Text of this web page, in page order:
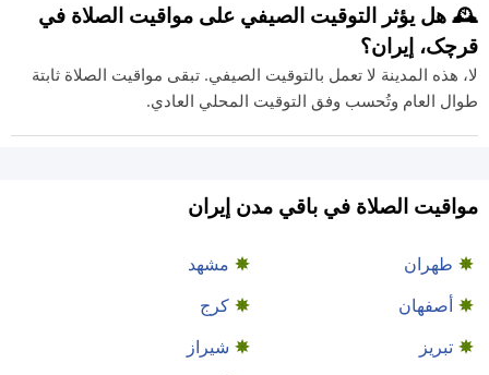
🕰️ هل يؤثر التوقيت الصيفي على مواقيت الصلاة في
قرچک، إيران؟
لا، هذه المدينة لا تعمل بالتوقيت الصيفي. تبقى مواقيت الصلاة ثابتة
طوال العام وتُحسب وفق التوقيت المحلي العادي.
مواقيت الصلاة في باقي مدن إيران
طهران
مشهد
أصفهان
كرج
تبريز
شيراز